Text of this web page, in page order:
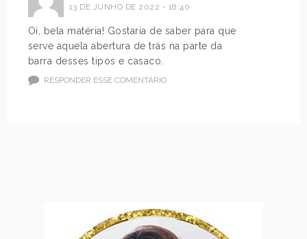
13 DE JUNHO DE 2022 - 18:40
Oi, bela matéria! Gostaria de saber para que
serve aquela abertura de trás na parte da
barra desses tipos e casaco.
RESPONDER ESSE COMENTÁRIO